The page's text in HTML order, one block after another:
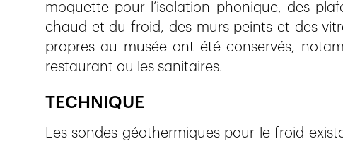
moquette pour l’isolation phonique, des
chaud et du froid, des murs peints et des
propres au musée ont été conservés,
restaurant ou les sanitaires.
TECHNIQUE
Les sondes géothermiques pour le froid